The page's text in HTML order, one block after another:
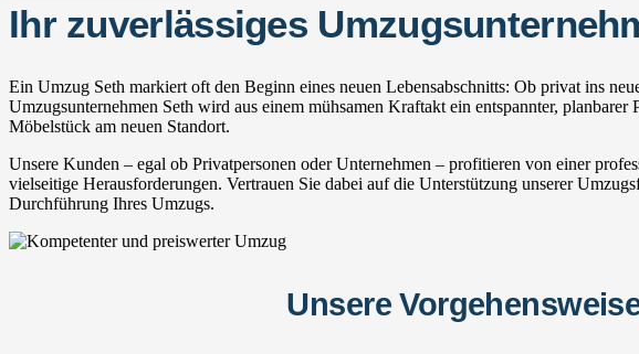
Ihr zuverlässiges
Ein Umzug Seth markiert oft den Beginn eines neuen Lebensabschnitts: Ob privat ins
Umzugsunternehmen Seth wird aus einem mühsamen Kraftakt ein entspannter,
Möbelstück am neuen Standort.
Unsere Kunden – egal ob Privatpersonen oder Unternehmen – profitieren von einer
vielseitige Herausforderungen. Vertrauen Sie dabei auf die Unterstützung unserer
Durchführung Ihres Umzugs.
Unsere